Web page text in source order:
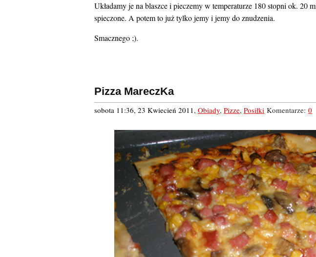
Układamy je na blaszce i pieczemy w temperaturze 180 stopni ok. 20
spieczone. A potem to już tylko jemy i jemy do znudzenia.
Smacznego ;).
Pizza MareczKa
sobota 11:36, 23 Kwiecień 2011, Obiady, Pizze, Posiłki Komentarze: 0